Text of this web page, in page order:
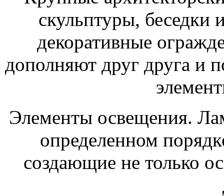
скульптуры, беседки
декоративные
дополняют друг друга и
Элементы освещения.
определенном
создающие не только